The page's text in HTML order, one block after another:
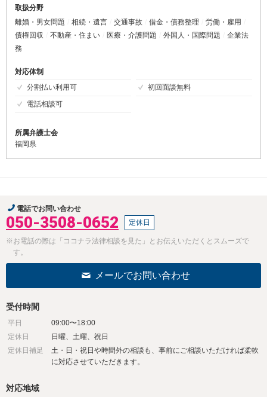
取扱分野
離婚・男女問題
相続・遺言 交通事故 借金・債務整理
労働・雇用
債権回収
不動産・住まい 医療・介護問題 外国人・国際問題
企業法
務
対応体制
分割払い利用可
初回面談無料
電話相談可
所属弁護士会
福岡県
電話でお問い合わせ
050-3508-0652 定休日
※お電話の際は「ココナラ法律相談を見た」とお伝えいただくとスムーズで
す。
メールでお問い合わせ
受付時間
平日
09:00〜18:00
定休日
日曜、土曜、祝日
定休日補足
土・日・祝日や時間外の相談も、事前にご相談いただければ柔軟
に対応させていただきます。
対応地域